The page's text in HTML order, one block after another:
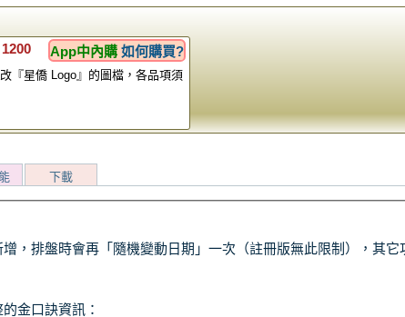
App中內購 如何購買?
『星僑 Logo』的圖檔，各品項須
下載
，排盤時會再「隨機變動日期」一次（註冊版無此限制），其它
金口訣資訊：